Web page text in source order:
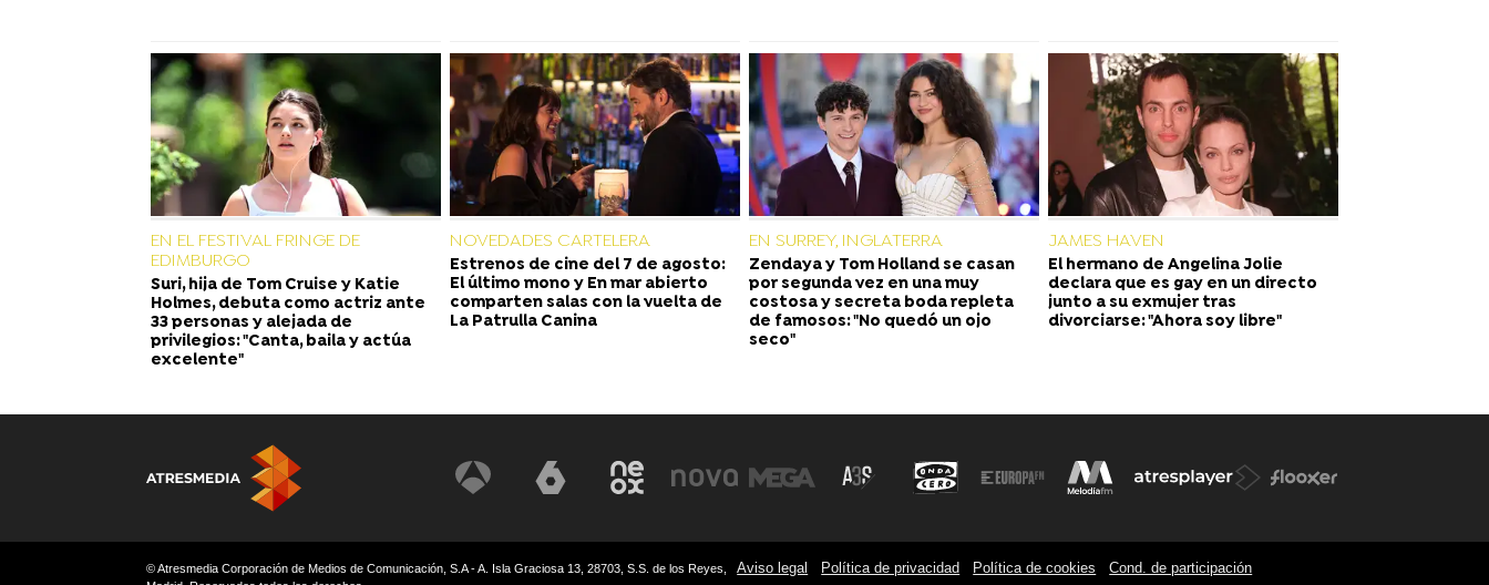
EN EL FESTIVAL FRINGE DE
EDIMBURGO
Suri, hija de Tom Cruise y Katie
Holmes, debuta como actriz ante
33 personas y alejada de
privilegios: "Canta, baila y actúa
excelente"
NOVEDADES CARTELERA
Estrenos de cine del 7 de agosto:
El último mono y En mar abierto
comparten salas con la vuelta de
La Patrulla Canina
EN SURREY, INGLATERRA
Zendaya y Tom Holland se casan
por segunda vez en una muy
costosa y secreta boda repleta
de famosos: "No quedó un ojo
seco"
JAMES HAVEN
El hermano de Angelina Jolie
declara que es gay en un directo
junto a su exmujer tras
divorciarse: "Ahora soy libre"
© Atresmedia Corporación de Medios de Comunicación, S.A - A. Isla Graciosa 13, 28703, S.S. de los Reyes,
Aviso legal Política de privacidad Política de cookies Cond. de participación